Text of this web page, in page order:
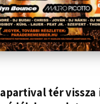
tér vissza